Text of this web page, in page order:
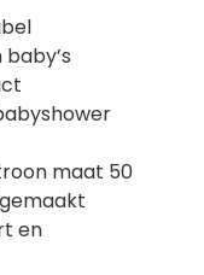
maat 50
en